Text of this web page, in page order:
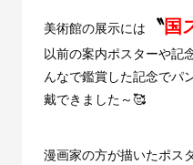
美術館の展示には 〝国
以前の案内ポスターや記
んなで鑑賞した記念でパ
戴できました～🥰
漫画家の方が描いたポス